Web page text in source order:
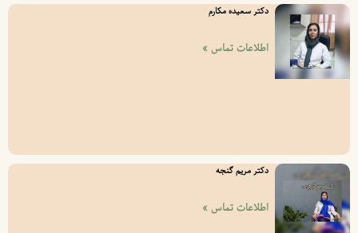
دکتر سعیده مکارم
اطلاعات تماس »
دکتر مریم گنجه
اطلاعات تماس »